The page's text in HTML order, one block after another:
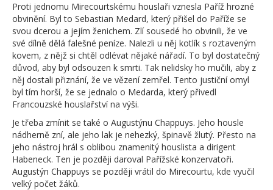
Proti jednomu Mirecourtskému houslaři vznesla Paříž hrozné
obvinění. Byl to Sebastian Medard, který přišel do Paříže se
svou dcerou a jejím ženichem. Zlí sousedé ho obvinili, že ve
své dílně dělá falešné peníze. Nalezli u něj kotlík s roztaveným
kovem, z nějž si chtěl odlévat nějaké nářadí. To byl dostatečný
důvod, aby byl odsouzen k smrti. Tak nelidsky ho mučili, aby z
něj dostali přiznání, že ve vězení zemřel. Tento justiční omyl
byl tím horší, že se jednalo o Medarda, který přivedl
Francouzské houslařství na výši.
Je třeba zmínit se také o Augustýnu Chappuys. Jeho housle
nádherně zní, ale jeho lak je nehezký, špinavě žlutý. Přesto na
jeho nástroj hrál s oblibou znamenitý houslista a dirigent
Habeneck. Ten je později daroval Pařížské konzervatoři.
Augustýn Chappuys se později vrátil do Mirecourtu, kde vyučil
velký počet žáků.